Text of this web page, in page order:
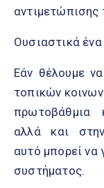
αντιμετώπισης
Ουσιαστικά
Εάν θέλουμε
τοπικών
πρωτοβάθμια
αλλά και
αυτό μπορεί να
συστήματος.